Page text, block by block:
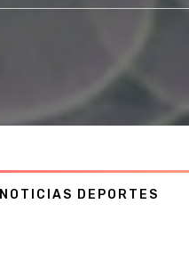
NOTICIAS DEPORTES